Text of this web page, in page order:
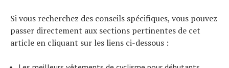
Si vous recherchez des conseils spécifiques, vous pouvez
passer directement aux sections pertinentes de cet
article en cliquant sur les liens ci-dessous :